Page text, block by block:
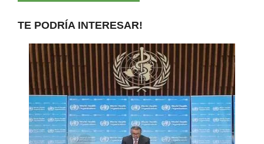
TE PODRÍA INTERESAR!